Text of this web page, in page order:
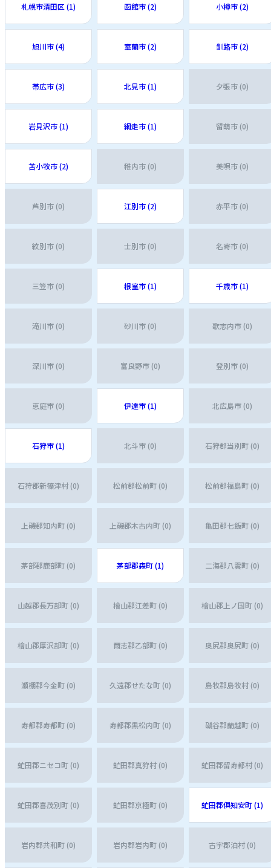
札幌市清田区 (1) 函館市 (2) 小樽市 (2)
旭川市 (4) 室蘭市 (2) 釧路市 (2)
帯広市 (3) 北見市 (1) 夕張市 (0)
岩見沢市 (1) 網走市 (1) 留萌市 (0)
苫小牧市 (2) 稚内市 (0) 美唄市 (0)
芦別市 (0) 江別市 (2) 赤平市 (0)
紋別市 (0) 士別市 (0) 名寄市 (0)
三笠市 (0) 根室市 (1) 千歳市 (1)
滝川市 (0) 砂川市 (0) 歌志内市 (0)
深川市 (0) 富良野市 (0) 登別市 (0)
恵庭市 (0) 伊達市 (1) 北広島市 (0)
石狩市 (1) 北斗市 (0) 石狩郡当別町 (0)
石狩郡新篠津村 (0) 松前郡松前町 (0) 松前郡福島町 (0)
上磯郡知内町 (0) 上磯郡木古内町 (0) 亀田郡七飯町 (0)
茅部郡鹿部町 (0) 茅部郡森町 (1) 二海郡八雲町 (0)
山越郡長万部町 (0) 檜山郡江差町 (0) 檜山郡上ノ国町 (0)
檜山郡厚沢部町 (0) 爾志郡乙部町 (0) 奥尻郡奥尻町 (0)
瀬棚郡今金町 (0) 久遠郡せたな町 (0) 島牧郡島牧村 (0)
寿都郡寿都町 (0) 寿都郡黒松内町 (0) 磯谷郡蘭越町 (0)
虻田郡ニセコ町 (0) 虻田郡真狩村 (0) 虻田郡留寿都村 (0)
虻田郡喜茂別町 (0) 虻田郡京極町 (0) 虻田郡倶知安町 (1)
岩内郡共和町 (0) 岩内郡岩内町 (0) 古宇郡泊村 (0)